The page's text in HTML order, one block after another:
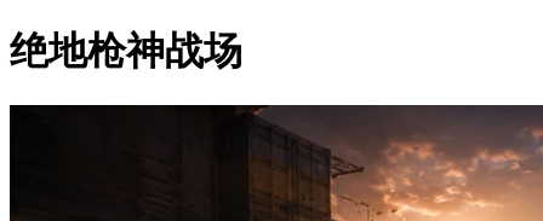
绝地枪神战场